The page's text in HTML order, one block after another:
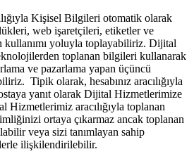
Kişisel Bilgileri otomatik olarak
web işaretçileri, etiketler ve
yoluyla toplayabiliriz. Dijital
toplanan bilgileri kullanarak
ve pazarlama yapan üçüncü
Tipik olarak, hesabınız aracılığıyla
yanıt olarak Dijital Hizmetlerimize
Hizmetlerimiz aracılığıyla toplanan
ortaya çıkarmaz ancak toplanan
veya sizi tanımlayan sahip
ilişkilendirilebilir.